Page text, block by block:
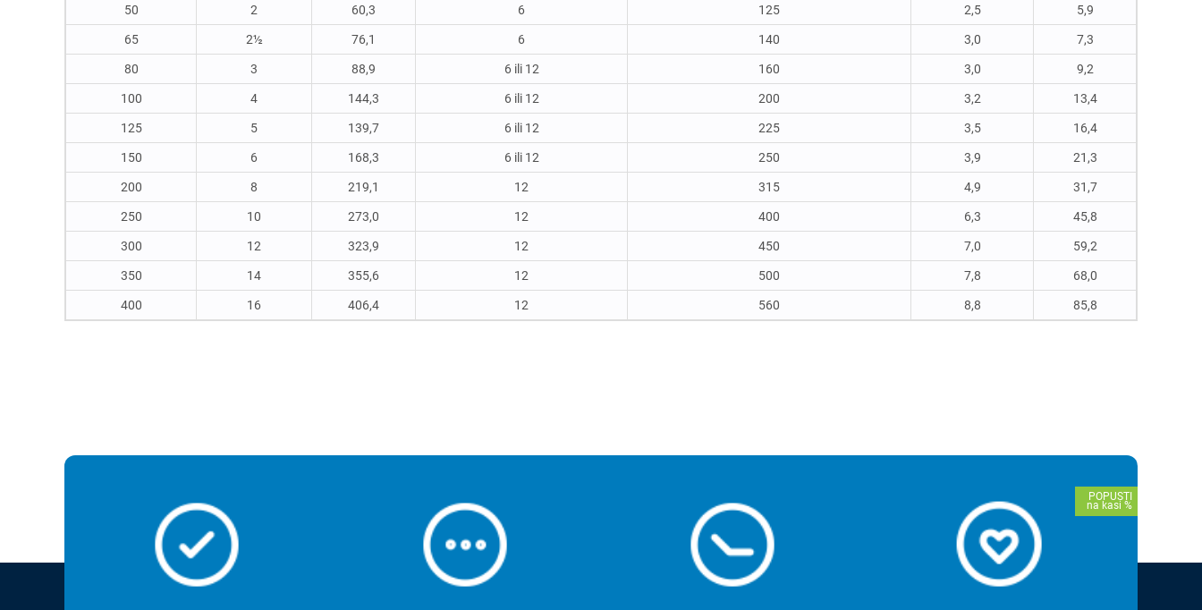
50 2 60,3 6 125 2,5 5,9
65 2½ 76,1 6 140 3,0 7,3
80 3 88,9 6 ili 12 160 3,0 9,2
100 4 144,3 6 ili 12 200 3,2 13,4
125 5 139,7 6 ili 12 225 3,5 16,4
150 6 168,3 6 ili 12 250 3,9 21,3
200 8 219,1 12 315 4,9 31,7
250 10 273,0 12 400 6,3 45,8
300 12 323,9 12 450 7,0 59,2
350 14 355,6 12 500 7,8 68,0
400 16 406,4 12 560 8,8 85,8